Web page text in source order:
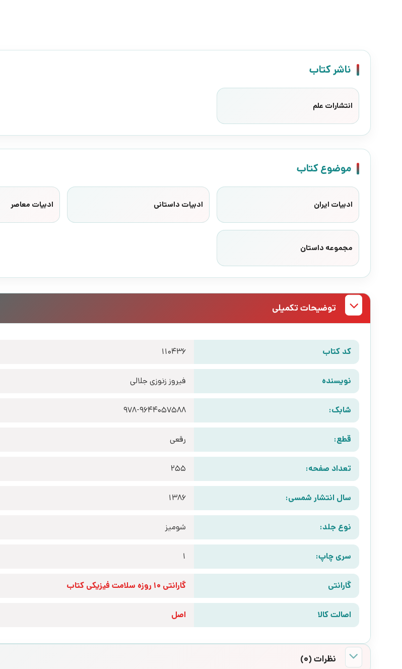
ناشر کتاب
انتشارات علم
موضوع کتاب
ادبیات ایران ادبیات داستانی ادبیات معاصر
مجموعه داستان
توضیحات تکمیلی
کد کتاب 110436
نویسنده فیروز زنوزی جلالی
شابک: 978-9644057588‬
قطع: رقعی
تعداد صفحه: 255
سال انتشار شمسی: 1386
نوع جلد: شومیز
سری چاپ: 1
گارانتی گارانتی 10 روزه سلامت فیزیکی کتاب
اصالت کالا اصل
نظرات (0)